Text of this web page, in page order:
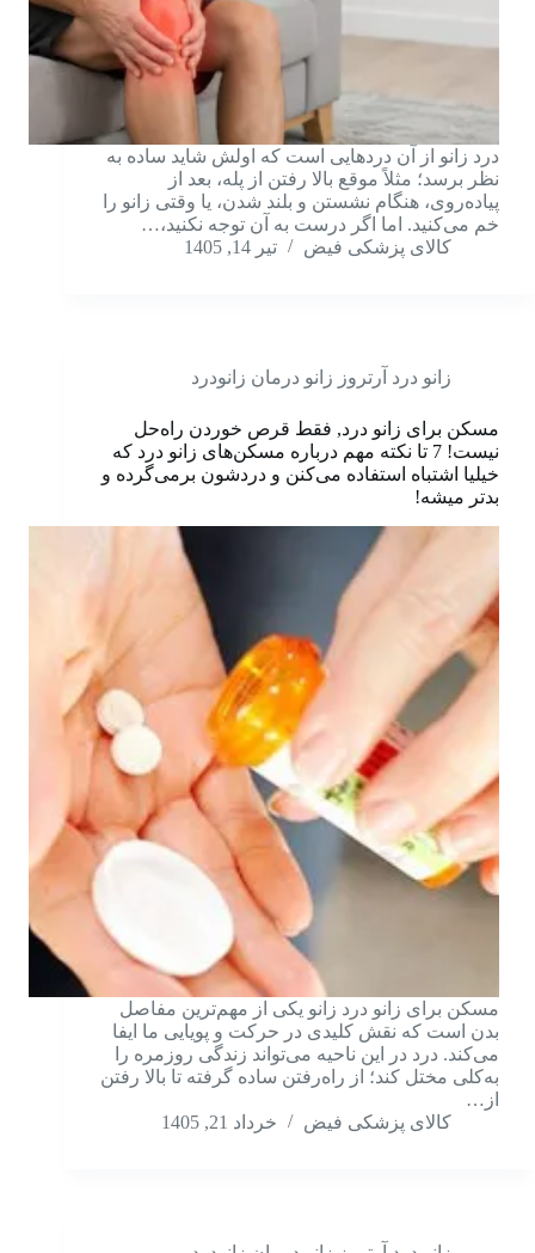
درد زانو از آن دردهایی است که اولش شاید ساده به
نظر برسد؛ مثلاً موقع بالا رفتن از پله، بعد از
پیاده‌روی، هنگام نشستن و بلند شدن، یا وقتی زانو را
خم می‌کنید. اما اگر درست به آن توجه نکنید،…
کالای پزشکی فیض
تیر 14, 1405
زانو درد آرتروز زانو درمان زانودرد
مسکن برای زانو درد, فقط قرص خوردن راه‌حل
نیست! 7 تا نکته مهم درباره مسکن‌های زانو درد که
خیلیا اشتباه استفاده می‌کنن و دردشون برمی‌گرده و
بدتر میشه!
مسکن برای زانو درد زانو یکی از مهم‌ترین مفاصل
بدن است که نقش کلیدی در حرکت و پویایی ما ایفا
می‌کند. درد در این ناحیه می‌تواند زندگی روزمره را
به‌کلی مختل کند؛ از راه‌رفتن ساده گرفته تا بالا رفتن
از…
کالای پزشکی فیض
خرداد 21, 1405